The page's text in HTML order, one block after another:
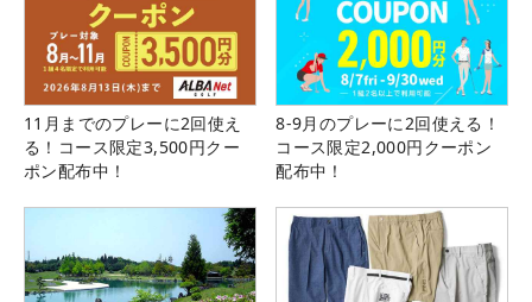
11月までのプレーに2回使え
る！コース限定3,500円クー
ポン配布中！
8-9月のプレーに2回使える！
コース限定2,000円クーポン
配布中！